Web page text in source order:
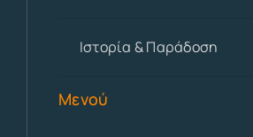
Ιστορία & Παράδοση
Μενού